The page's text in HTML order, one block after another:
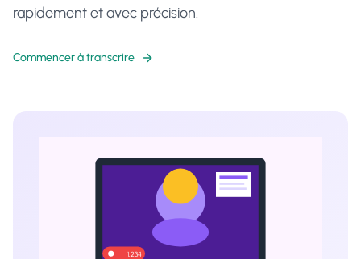
rapidement et avec précision.
Commencer à transcrire
1,234